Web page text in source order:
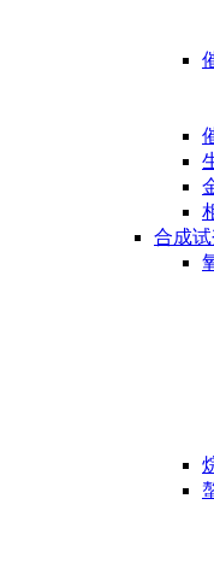
合成试